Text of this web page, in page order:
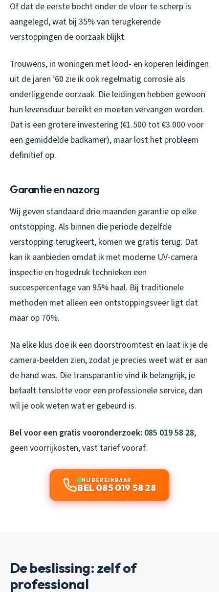
Of dat de eerste bocht onder de vloer te scherp is
aangelegd, wat bij 35% van terugkerende
verstoppingen de oorzaak blijkt.
Trouwens, in woningen met lood- en koperen leidingen
uit de jaren ’60 zie ik ook regelmatig corrosie als
onderliggende oorzaak. Die leidingen hebben gewoon
hun levensduur bereikt en moeten vervangen worden.
Dat is een grotere investering (€1.500 tot €3.000 voor
een gemiddelde badkamer), maar lost het probleem
definitief op.
Garantie en nazorg
Wij geven standaard drie maanden garantie op elke
ontstopping. Als binnen die periode dezelfde
verstopping terugkeert, komen we gratis terug. Dat
kan ik aanbieden omdat ik met moderne UV-camera
inspectie en hogedruk technieken een
succespercentage van 95% haal. Bij traditionele
methoden met alleen een ontstoppingsveer ligt dat
maar op 70%.
Na elke klus doe ik een doorstroomtest en laat ik je de
camera-beelden zien, zodat je precies weet wat er aan
de hand was. Die transparantie vind ik belangrijk, je
betaalt tenslotte voor een professionele service, dan
wil je ook weten wat er gebeurd is.
Bel voor een gratis vooronderzoek: 085 019 58 28,
geen voorrijkosten, vast tarief vooraf.
NU BEREIKBAAR
BEL 085 019 58 28
De beslissing: zelf of
professional